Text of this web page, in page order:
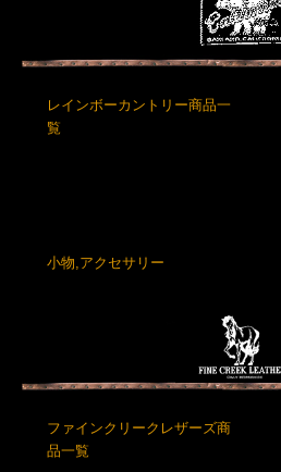
レインボーカントリー商品一
覧
小物,アクセサリー
ファインクリークレザーズ商
品一覧